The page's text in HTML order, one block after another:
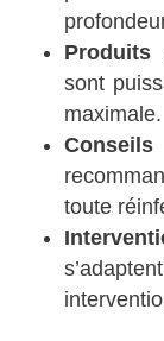
Produits
sont
maximale.
toute